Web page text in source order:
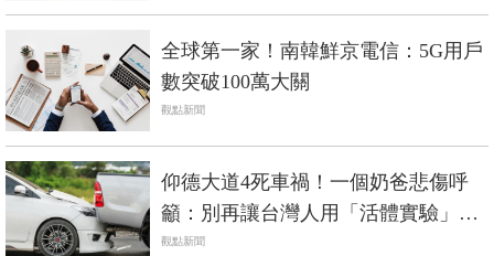
全球第一家！南韓鮮京電信：5G用戶
數突破100萬大關
觀點新聞
仰德大道4死車禍！一個奶爸悲傷呼
籲：別再讓台灣人用「活體實驗」來
驗證車子安全
觀點新聞